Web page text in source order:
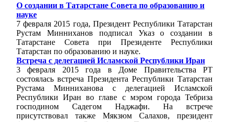
О создании в Татарстане Совета по образованию и
науке
7 февраля 2015 года, Президент Республики Татарстан
Рустам Минниханов подписал Указ о создании в
Татарстане Совета при Президенте Республики
Татарстан по образованию и науке.
Встреча с делегацией Исламской Республики Иран
3 февраля 2015 года в Доме Правительства РТ
состоялась встреча Президента Республики Татарстан
Рустама Минниханова с делегацией Исламской
Республики Иран во главе с мэром города Тебриза
господином Садегом Наджафи. На встрече
присутствовал также Мякзюм Салахов, президент